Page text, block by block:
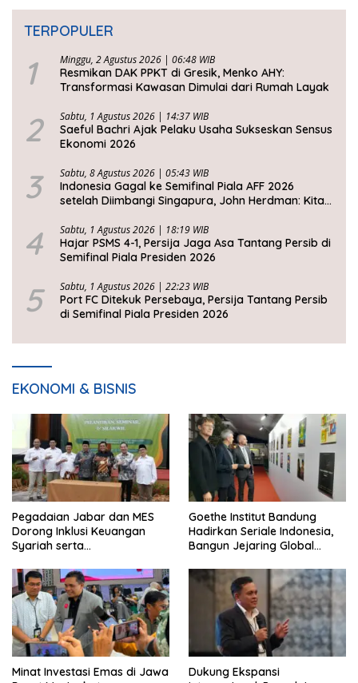
TERPOPULER
1 Minggu, 2 Agustus 2026 | 06:48 WIB
Resmikan DAK PPKT di Gresik, Menko AHY:
Transformasi Kawasan Dimulai dari Rumah Layak
2 Sabtu, 1 Agustus 2026 | 14:37 WIB
Saeful Bachri Ajak Pelaku Usaha Sukseskan Sensus
Ekonomi 2026
3 Sabtu, 8 Agustus 2026 | 05:43 WIB
Indonesia Gagal ke Semifinal Piala AFF 2026
setelah Diimbangi Singapura, John Herdman: Kita
4 Sabtu, 1 Agustus 2026 | 18:19 WIB
Hajar PSMS 4-1, Persija Jaga Asa Tantang Persib di
Semifinal Piala Presiden 2026
5 Sabtu, 1 Agustus 2026 | 22:23 WIB
Port FC Ditekuk Persebaya, Persija Tantang Persib
di Semifinal Piala Presiden 2026
EKONOMI & BISNIS
Pegadaian Jabar dan MES
Dorong Inklusi Keuangan
Syariah serta
Goethe Institut Bandung
Hadirkan Seriale Indonesia,
Bangun Jejaring Global
Minat Investasi Emas di Jawa
Dukung Ekspansi